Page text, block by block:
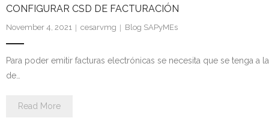
CONFIGURAR CSD DE FACTURACIÓN
November 4, 2021 cesarvmg Blog SAPyMEs
Para poder emitir facturas electrónicas se necesita que se tenga a
de…
Read More